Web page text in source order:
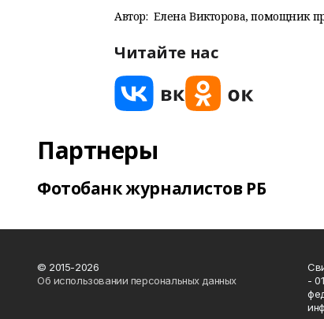
Автор: Елена Викторова, помощник
Читайте нас
Партнеры
Фотобанк журналистов РБ
© 2015-2026
Об использовании персональных данных
-